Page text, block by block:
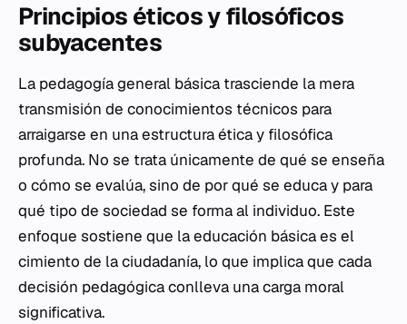
Principios éticos y filosóficos
subyacentes
La pedagogía general básica trasciende la mera
transmisión de conocimientos técnicos para
arraigarse en una estructura ética y filosófica
profunda. No se trata únicamente de qué se enseña
o cómo se evalúa, sino de por qué se educa y para
qué tipo de sociedad se forma al individuo. Este
enfoque sostiene que la educación básica es el
cimiento de la ciudadanía, lo que implica que cada
decisión pedagógica conlleva una carga moral
significativa.